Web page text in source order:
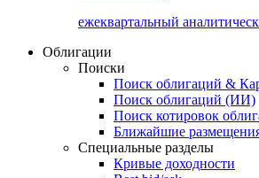
ежеквартальный
Облигации
Поиски
Поиск облигаций &
Поиск облигаций (ИИ)
Поиск котировок
Ближайшие
Специальные разделы
Кривые доходности